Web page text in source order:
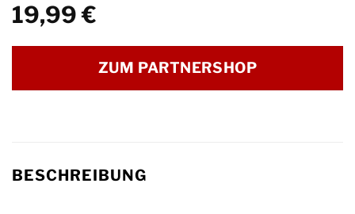
19,99€
ZUM PARTNERSHOP
BESCHREIBUNG